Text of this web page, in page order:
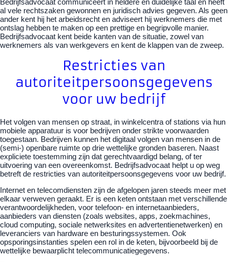
Bedrijfsadvocaat communiceert in heldere en duidelijke taal en heeft
al vele rechtszaken gewonnen en juridisch advies gegeven. Als geen
ander kent hij het arbeidsrecht en adviseert hij werknemers die met
ontslag hebben te maken op een prettige en begripvolle manier.
Bedrijfsadvocaat kent beide kanten van de situatie, zowel van
werknemers als van werkgevers en kent de klappen van de zweep.
Restricties van
autoriteitpersoonsgegevens
voor uw bedrijf
Het volgen van mensen op straat, in winkelcentra of stations via hun
mobiele apparatuur is voor bedrijven onder strikte voorwaarden
toegestaan. Bedrijven kunnen het digitaal volgen van mensen in de
(semi-) openbare ruimte op drie wettelijke gronden baseren. Naast
expliciete toestemming zijn dat gerechtvaardigd belang, of ter
uitvoering van een overeenkomst. Bedrijfsadvocaat helpt u op weg
betreft de restricties van autoriteitpersoonsgegevens voor uw bedrijf.
Internet en telecomdiensten zijn de afgelopen jaren steeds meer met
elkaar verweven geraakt. Er is een keten ontstaan met verschillende
verantwoordelijkheden, voor telefoon- en internetaanbieders,
aanbieders van diensten (zoals websites, apps, zoekmachines,
cloud computing, sociale netwerksites en advertentienetwerken) en
leveranciers van hardware en besturingssystemen. Ook
opsporingsinstanties spelen een rol in de keten, bijvoorbeeld bij de
wettelijke bewaarplicht telecommunicatiegegevens.